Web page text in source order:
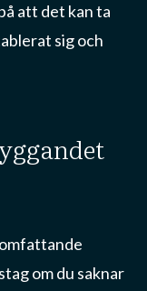
att det kan ta
sig och
om du saknar